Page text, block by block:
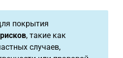
покрытия
, такие как
случаев,